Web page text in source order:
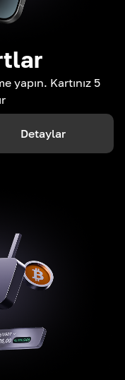
yapın. Kartınız 5
Detaylar